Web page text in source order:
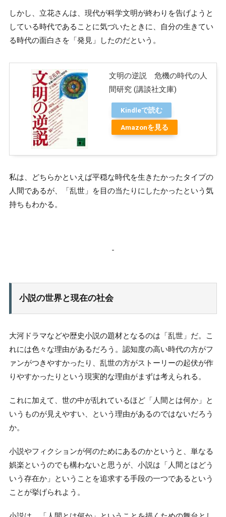
しかし、立花さんは、現代が科学文明が終わりを告げようと
している時代であることに気づいたときに、自分の生きてい
る時代の面白さを「発見」したのだという。
文明の逆説 危機の時代の人
間研究 (講談社文庫)
Kindleで読む
Amazonを見る
私は、どちらかといえば平穏な時代を生きたかったタイプの
人間であるが、「乱世」を目の当たりにしたかったという気
持ちもわかる。
小説の世界と現在の社会
大河ドラマなどや歴史小説の題材となるのは「乱世」だ。こ
れには色々な理由があるだろう。認知度の高い時代の方がフ
ァンがつきやすかったり、乱世の方がストーリーの起伏が作
りやすかったりという現実的な理由がまずは考えられる。
これに加えて、世の中が乱れているほど「人間とは何か」と
いうものが見えやすい、という理由があるのではないだろう
か。
小説やフィクションが何のためにあるのかというと、単なる
娯楽というのでも構わないと思うが、小説は「人間とはどう
いう存在か」ということを追求する手段の一つであるという
ことが挙げられよう。